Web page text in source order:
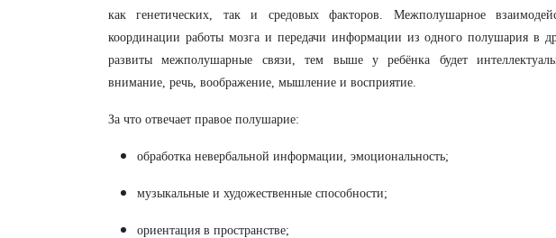
как генетических, так и средовых факторов. Межполушарное
координации работы мозга и передачи информации из одного полушария в
развиты межполушарные связи, тем выше у ребёнка будет
внимание, речь, воображение, мышление и восприятие.
За что отвечает правое полушарие:
обработка невербальной информации, эмоциональность;
музыкальные и художественные способности;
ориентация в пространстве;